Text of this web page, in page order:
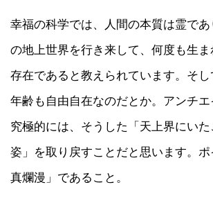
幸福の科学では、人間の本質は霊であ
の地上世界を行き来して、何度も生
存在であると教えられています。そ
年齢も自由自在なのだとか。アンチエ
究極的には、そうした「天上界にい
姿」を取り戻すことだと思います。
真爛漫」であること。